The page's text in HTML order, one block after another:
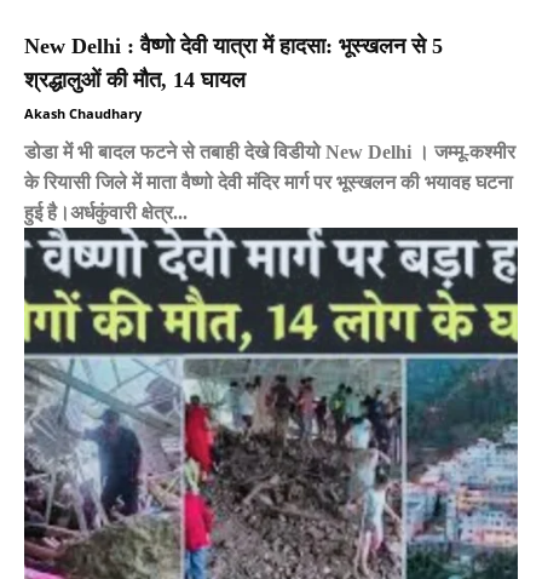
New Delhi : वैष्णो देवी यात्रा में हादसा: भूस्खलन से 5
श्रद्धालुओं की मौत, 14 घायल
Akash Chaudhary
डोडा में भी बादल फटने से तबाही देखे विडीयो New Delhi । जम्मू-कश्मीर
के रियासी जिले में माता वैष्णो देवी मंदिर मार्ग पर भूस्खलन की भयावह घटना
हुई है।अर्धकुंवारी क्षेत्र...